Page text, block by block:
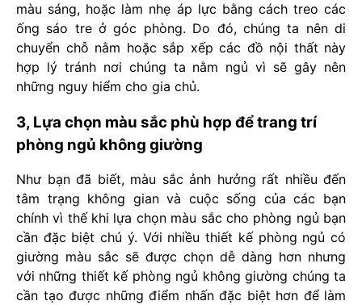
màu sáng, hoặc làm nhẹ áp lực bằng cách treo các
ống sáo tre ở góc phòng. Do đó, chúng ta nên di
chuyển chỗ nằm hoặc sắp xếp các đồ nội thất này
hợp lý tránh nơi chúng ta nằm ngủ vì sẽ gây nên
những nguy hiểm cho gia chủ.
3, Lựa chọn màu sắc phù hợp để trang trí
phòng ngủ không giường
Như bạn đã biết, màu sắc ảnh hưởng rất nhiều đến
tâm trạng không gian và cuộc sống của các bạn
chính vì thế khi lựa chọn màu sắc cho phòng ngủ bạn
cần đặc biệt chú ý. Với nhiều thiết kế phòng ngủ có
giường màu sắc sẽ được chọn dễ dàng hơn nhưng
với những thiết kế phòng ngủ không giường chúng ta
cần tạo được những điểm nhấn đặc biệt hơn để làm